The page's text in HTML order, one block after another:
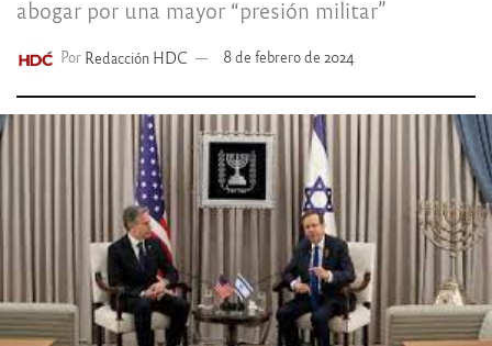
abogar por una mayor “presión militar”
Por Redacción HDC 8 de febrero de 2024